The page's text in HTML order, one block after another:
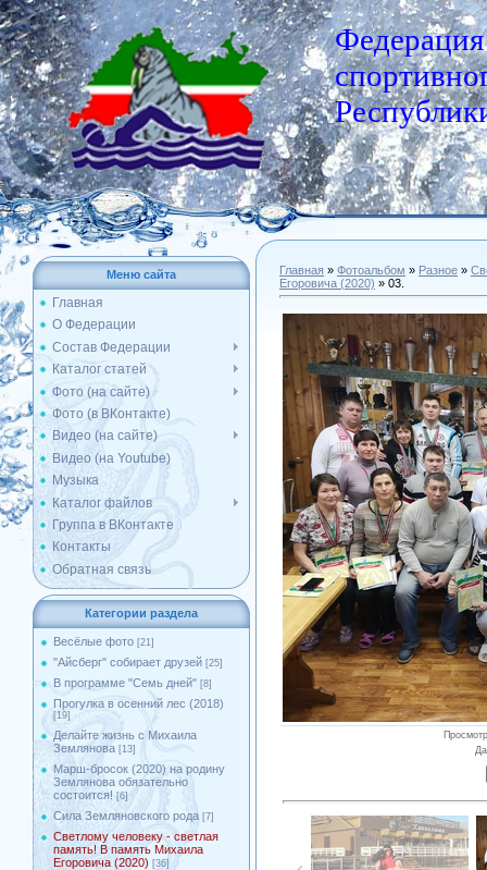
Федерация
Меню сайта
Главная
О Федерации
Состав Федерации
Каталог статей
Фото (на сайте)
Фото (в ВКонтакте)
Видео (на сайте)
Видео (на Youtube)
Музыка
Каталог файлов
Группа в ВКонтакте
Контакты
Обратная связь
Категории раздела
Весёлые фото [21]
"Айсберг" собирает друзей [25]
В программе "Семь дней" [8]
Прогулка в осенний лес (2018)
[19]
Делайте жизнь с Михаила
Землянова [13]
Марш-бросок (2020) на родину
Землянова обязательно
состоится! [6]
Сила Земляновского рода [7]
Светлому человеку - светлая
память! В память Михаила
Егоровича (2020) [36]
Главная » Фотоальбом » Разное »
Егоровича (2020) » 03.